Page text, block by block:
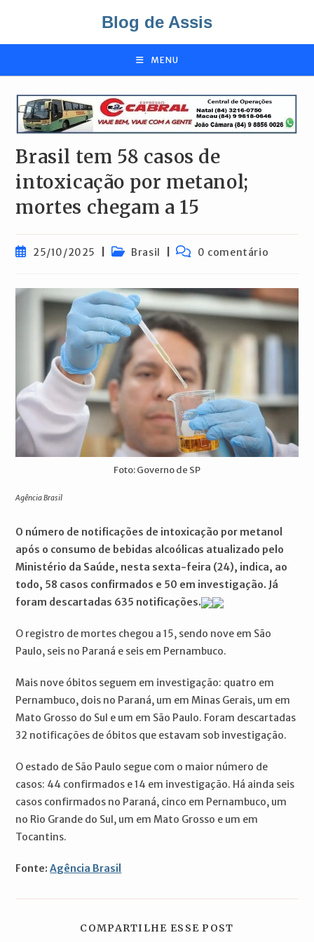
o
Blog de Assis
MENU
Brasil tem 58 casos de
intoxicação por metanol;
mortes chegam a 15
Post25/10/2025
Categoria
Brasil
Comentários
0 comentário
Foto: Governo de SP
Agência Brasil
O número de notificações de intoxicação por metanol
após o consumo de bebidas alcoólicas atualizado pelo
Ministério da Saúde, nesta sexta-feira (24), indica, ao
todo, 58 casos confirmados e 50 em investigação. Já
foram descartadas 635 notificações.
O registro de mortes chegou a 15, sendo nove em São
Paulo, seis no Paraná e seis em Pernambuco.
Mais nove óbitos seguem em investigação: quatro em
Pernambuco, dois no Paraná, um em Minas Gerais, um em
Mato Grosso do Sul e um em São Paulo. Foram descartadas
32 notificações de óbitos que estavam sob investigação.
O estado de São Paulo segue com o maior número de
casos: 44 confirmados e 14 em investigação. Há ainda seis
casos confirmados no Paraná, cinco em Pernambuco, um
no Rio Grande do Sul, um em Mato Grosso e um em
Tocantins.
Fonte:Agência Brasil
COMPARTILHE ESSE POST